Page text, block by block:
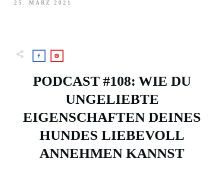
25. MÄRZ 2021
PODCAST #108: WIE DU
UNGELIEBTE
EIGENSCHAFTEN DEINES
HUNDES LIEBEVOLL
ANNEHMEN KANNST